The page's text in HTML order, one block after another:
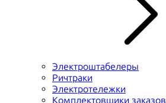
Электроштабелеры
Ричтраки
Электротележки
Комплектовщики заказов